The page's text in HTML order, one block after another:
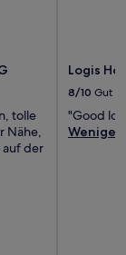
tolle
Nähe,
der
Logis
8/10 Gut
"Good
Weniger